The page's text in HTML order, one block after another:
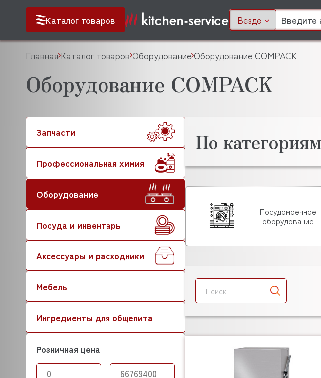
Каталог товаров Везде
Главная Каталог товаров Оборудование Оборудование COMPACK
Оборудование COMPACK
Запчасти
Профессиональная химия
Оборудование
Посуда и инвентарь
Аксессуары и расходники
Мебель
Ингредиенты для общепита
Розничная цена
По категориям
Посудомоечное
оборудование